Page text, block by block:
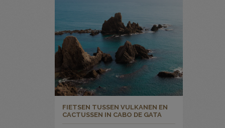
FIETSEN TUSSEN VULKANEN EN
CACTUSSEN IN CABO DE GATA